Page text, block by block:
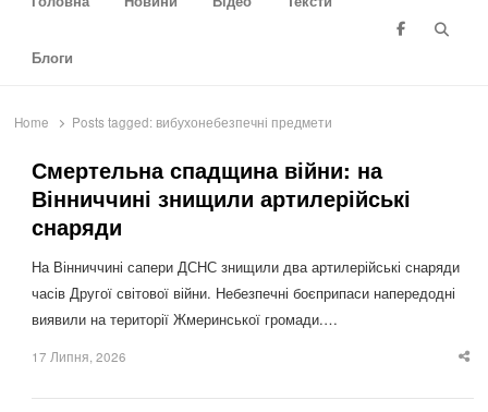
Блоги
Home Posts tagged: вибухонебезпечні предмети
Смертельна спадщина війни: на
Вінниччині знищили артилерійські
снаряди
На Вінниччині сапери ДСНС знищили два артилерійські снаряди
часів Другої світової війни. Небезпечні боєприпаси напередодні
виявили на території Жмеринської громади.…
17 Липня, 2026